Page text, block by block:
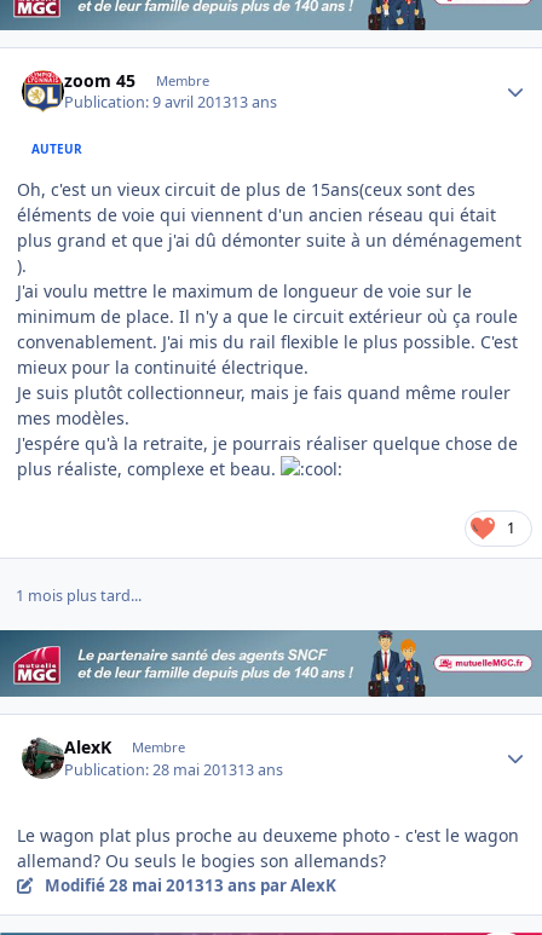
zoom 45 Membre
Publication:9 avril 201313 ans
AUTEUR
Oh, c'est un vieux circuit de plus de 15ans(ceux sont des
éléments de voie qui viennent d'un ancien réseau qui était
plus grand et que j'ai dû démonter suite à un déménagement
).
J'ai voulu mettre le maximum de longueur de voie sur le
minimum de place. Il n'y a que le circuit extérieur où ça roule
convenablement. J'ai mis du rail flexible le plus possible. C'est
mieux pour la continuité électrique.
Je suis plutôt collectionneur, mais je fais quand même rouler
mes modèles.
J'espére qu'à la retraite, je pourrais réaliser quelque chose de
plus réaliste, complexe et beau.
1
1 mois plus tard...
AlexK Membre
Publication:28 mai 201313 ans
Le wagon plat plus proche au deuxeme photo - c'est le wagon
allemand? Ou seuls le bogies son allemands?
Modifié28 mai 201313 ans par AlexK